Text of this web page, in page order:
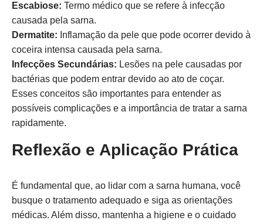
Escabiose: Termo médico que se refere à infecção
causada pela sarna.
Dermatite: Inflamação da pele que pode ocorrer devido à
coceira intensa causada pela sarna.
Infecções Secundárias: Lesões na pele causadas por
bactérias que podem entrar devido ao ato de coçar.
Esses conceitos são importantes para entender as
possíveis complicações e a importância de tratar a sarna
rapidamente.
Reflexão e Aplicação Prática
É fundamental que, ao lidar com a sarna humana, você
busque o tratamento adequado e siga as orientações
médicas. Além disso, mantenha a higiene e o cuidado